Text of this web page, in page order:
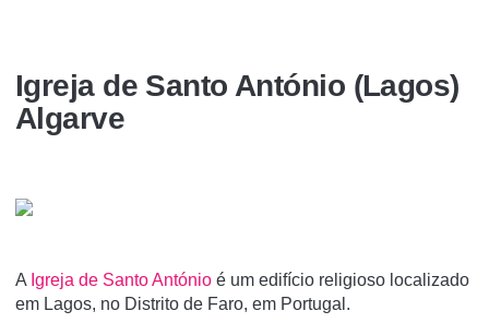
Igreja de Santo António (Lagos)
Algarve
A Igreja de Santo António é um edifí­cio religioso localizado
em Lagos, no Distrito de Faro, em Portugal.